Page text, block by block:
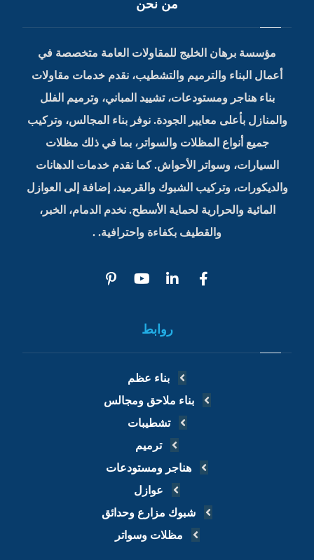
من نحن
مؤسسة برهان الخليج للمقاولات العامة متخصصة في
أعمال البناء والترميم والتشطيب، نقدم خدمات مقاولات
بناء هناجر ومستودعات، تشييد المباني، وترميم الفلل
والمنازل بأعلى معايير الجودة. نوفر بناء المجالس، وتركيب
جميع أنواع المظلات والسواتر، بما في ذلك مظلات
السيارات، وسواتر الأحواش. كما نقدم خدمات الدهانات
والديكورات، وتركيب الشبوك والقرميد، إضافة إلى العوازل
المائية والحرارية لحماية الأسطح. نخدم الدمام، الخبر،
والقطيف بكفاءة واحترافية. .
روابط
بناء عظم
بناء ملاحق ومجالس
تشطيبات
ترميم
هناجر ومستودعات
عوازل
شبوك مزارع وحدائق
مظلات وسواتر